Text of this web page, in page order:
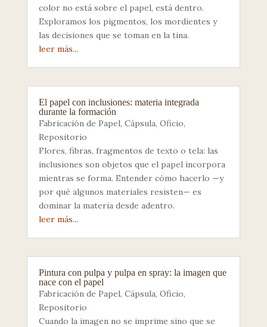
color no está sobre el papel, está dentro.
Exploramos los pigmentos, los mordientes y
las decisiones que se toman en la tina.
leer más...
El papel con inclusiones: materia integrada
durante la formación
Fabricación de Papel, Cápsula, Oficio,
Repositorio
Flores, fibras, fragmentos de texto o tela: las
inclusiones son objetos que el papel incorpora
mientras se forma. Entender cómo hacerlo —y
por qué algunos materiales resisten— es
dominar la materia desde adentro.
leer más...
Pintura con pulpa y pulpa en spray: la imagen que
nace con el papel
Fabricación de Papel, Cápsula, Oficio,
Repositorio
Cuando la imagen no se imprime sino que se